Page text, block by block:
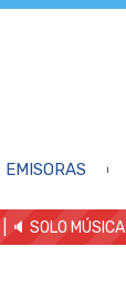
EMISORAS
🔈 SOLO MÚSICA